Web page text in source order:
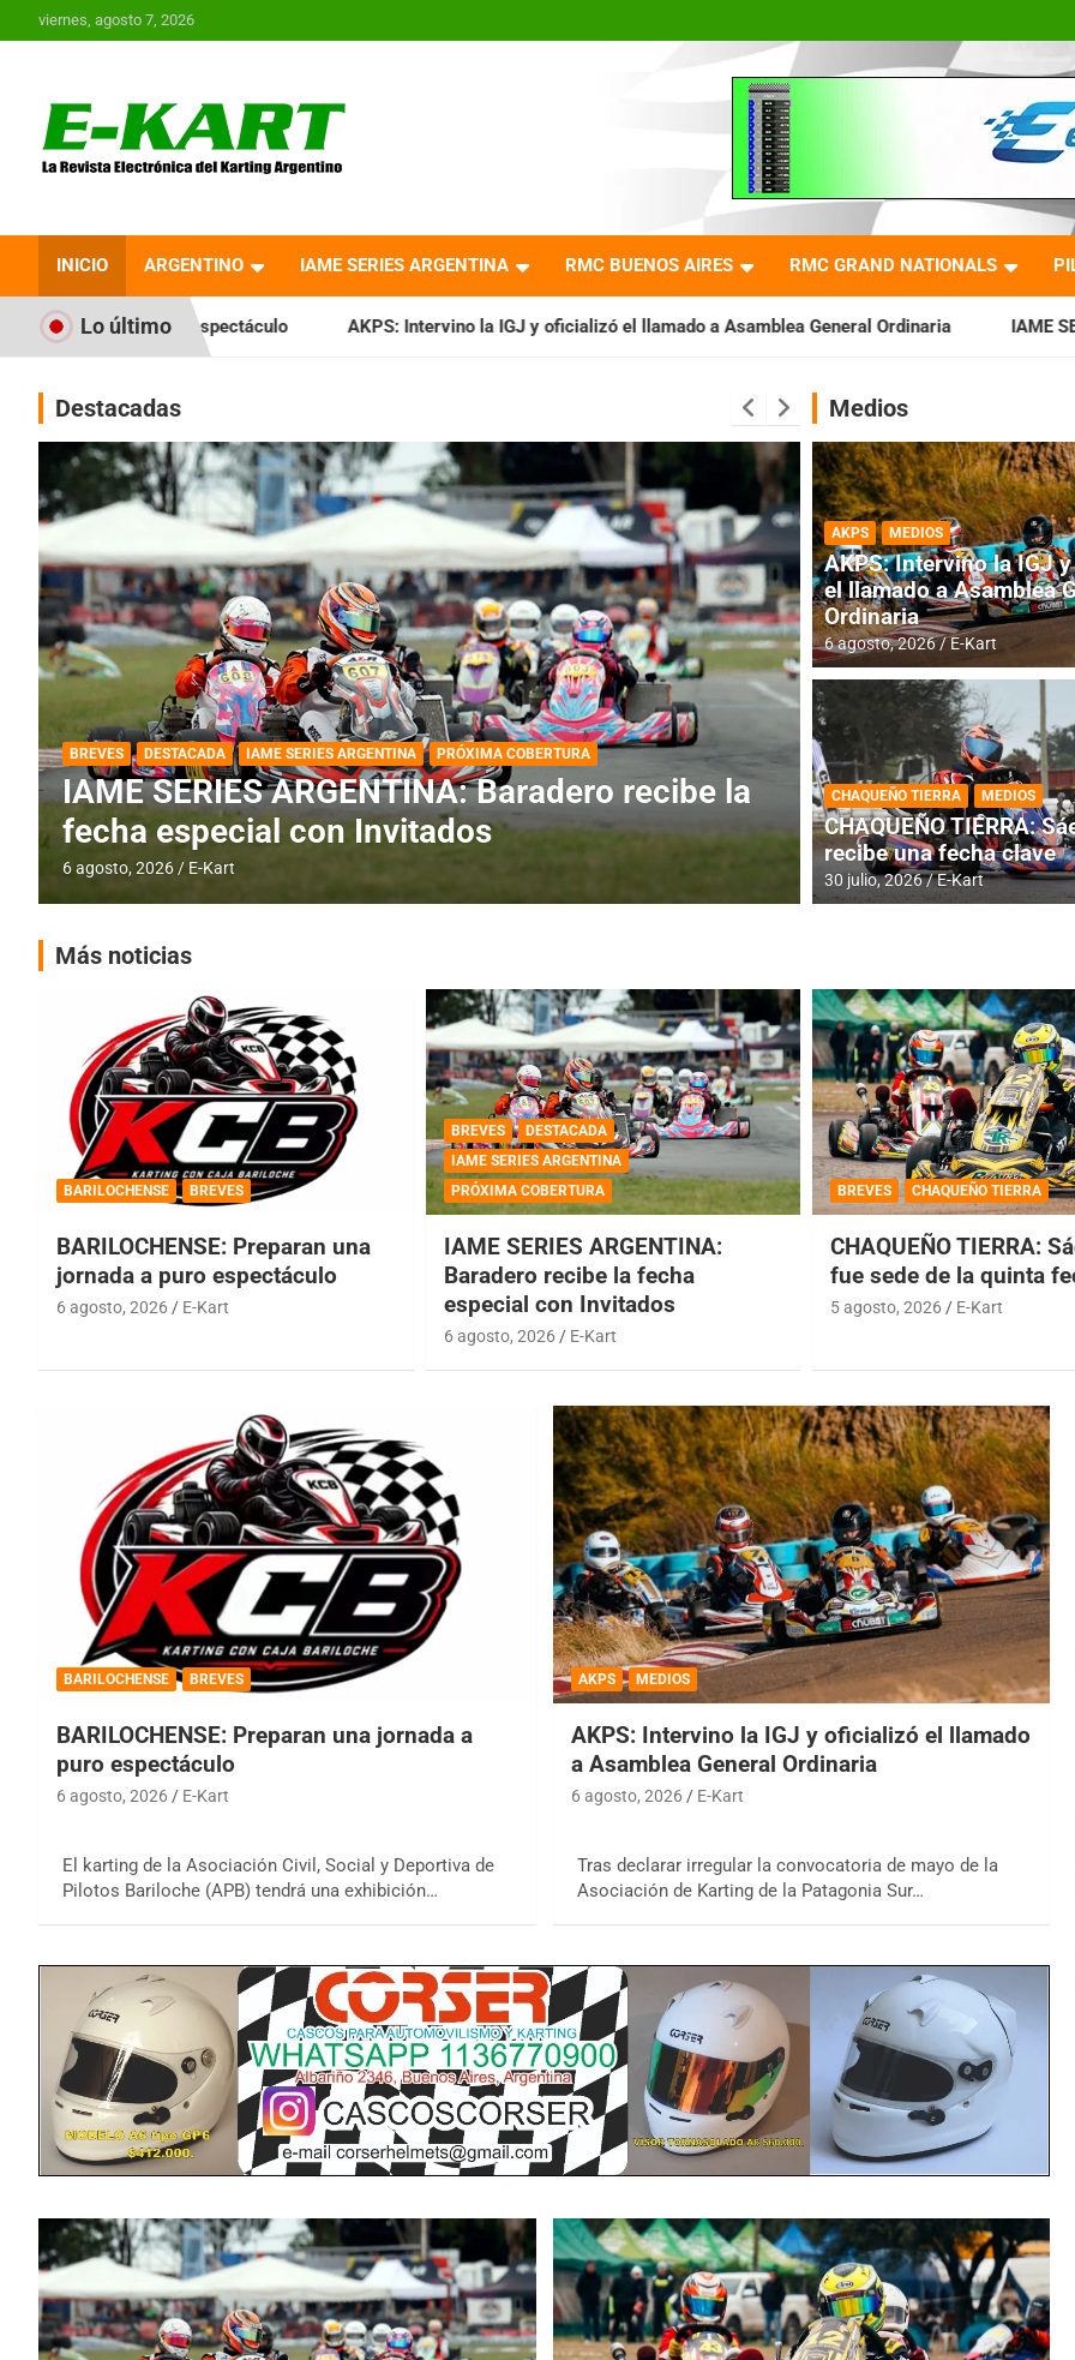
al
viernes, agosto 7, 2026
Revista Electrónica del
Karting en Argentina
INICIO ARGENTINO IAME SERIES ARGENTINA RMC BUENOS AIRES RMC GRAND NATIONALS
Lo último
espectáculo AKPS: Intervino la IGJ y oficializó el llamado a Asamblea General Ordinaria IAME SERIES ARGENTINA:
Destacadas
DESTACADA IAME SERIES ARGENTINA
IAME SERIES ARGENTINA: Horarios para la
fecha con Invitados
4 agosto, 2026 E-Kart
DESTACADA INFORME CENTRAL
RMC BUENOS
histórica en
4 agosto, 2026 E-Kart
Medios
AKPS MEDIOS
AKPS: Intervino la IGJ
el llamado a Asamblea
Ordinaria
6 agosto, 2026 E-Kart
CHAQUEÑO TIERRA MEDIOS
CHAQUEÑO TIERRA:
recibe una fecha clave
30 julio, 2026 E-Kart
Más noticias
BARILOCHENSE BREVES
BARILOCHENSE: Preparan una
jornada a puro espectáculo
6 agosto, 2026 E-Kart
BREVES
DESTACADA
IAME SERIES ARGENTINA
PRÓXIMA COBERTURA
IAME SERIES ARGENTINA:
Baradero recibe la fecha
especial con Invitados
6 agosto, 2026 E-Kart
BREVES CHAQUEÑO TIERRA
CHAQUEÑO TIERRA:
fue sede de la quinta
5 agosto, 2026 E-Kart
BARILOCHENSE BREVES
BARILOCHENSE: Preparan una jornada a
puro espectáculo
6 agosto, 2026 E-Kart
El karting de la Asociación Civil, Social y Deportiva de
Pilotos Bariloche (APB) tendrá una exhibición…
AKPS MEDIOS
AKPS: Intervino la IGJ y oficializó el llamado
a Asamblea General Ordinaria
6 agosto, 2026 E-Kart
Tras declarar irregular la convocatoria de mayo de la
Asociación de Karting de la Patagonia Sur…